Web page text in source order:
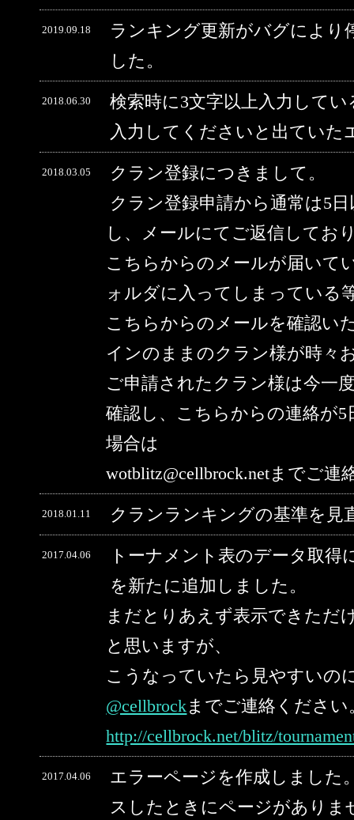
2019.09.18
ランキング更新がバグにより
した。
2018.06.30
検索時に3文字以上入力して
入力してくださいと出ていた
2018.03.05
クラン登録につきまして。
クラン登録申請から通常は5
し、メールにてご返信してお
こちらからのメールが届いて
ォルダに入ってしまっている
こちらからのメールを確認い
インのままのクラン様が時々
ご申請されたクラン様は今一
確認し、こちらからの連絡が
場合は
wotblitz@cellbrock.netまでご連
2018.01.11 クランランキングの基準を見
2017.04.06
トーナメント表のデータ取
を新たに追加しました。
まだとりあえず表示できただ
と思いますが、
こうなっていたら見やすいの
@cellbrockまでご連絡ください
http://cellbrock.net/blitz/
2017.04.06
エラーページを作成しました
スしたときにページがありま